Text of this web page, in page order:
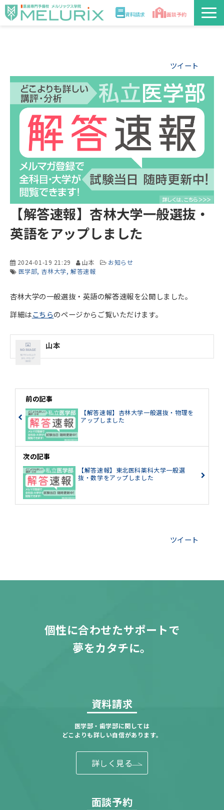
資料請求 面談予約
入学案内
合格実績・合格体験記
医学部解答速報2026
ツイート
【解答速報】杏林大学一般選抜・
英語をアップしました
2024-01-19 21:29 山本
お知らせ
医学部 杏林大学 解答速報
杏林大学の一般選抜・英語の解答速報を公開しました。
詳細はこちらのページからご覧いただけます。
山本
前の記事
【解答速報】杏林大学一般選抜・物理を
アップしました
次の記事
【解答速報】東北医科薬科大学一般選
抜・数学をアップしました
ツイート
個性に合わせたサポートで
夢をカタチに。
資料請求
医学部・歯学部に関しては
どこよりも詳しい自信があります。
詳しく見る
面談予約